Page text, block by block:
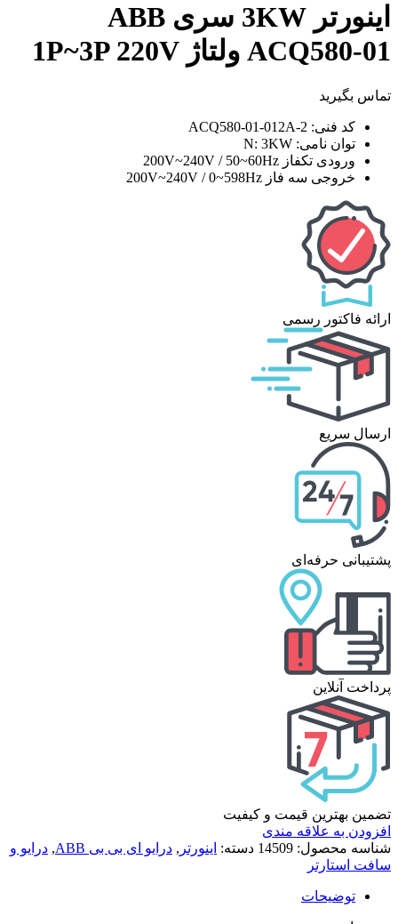
اینورتر 3KW سری ABB
ACQ580-01 ولتاژ 1P~3P 220V
تماس بگیرید
کد فنی: ACQ580-01-012A-2
توان نامی: N: 3KW
ورودی تکفاز 200V~240V / 50~60Hz
خروجی سه فاز 200V~240V / 0~598Hz
ارائه فاکتور رسمی
ارسال سریع
پشتیبانی حرفه‌ای
پرداخت آنلاین
تضمین بهترین قیمت و کیفیت
افزودن به علاقه مندی
شناسه محصول: 14509 دسته: اینورتر , درایو ای بی بی ABB , درایو و
سافت استارتر
توضیحات